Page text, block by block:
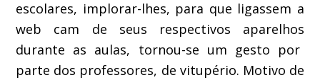
escolares, implorar-lhes, para que ligassem a
web cam
de seus respectivos aparelhos
durante as aulas, tornou-se um gesto por
parte dos professores, de vitupério. Motivo de